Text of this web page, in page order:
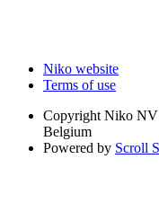
Niko website
Terms of use
Copyright Niko NV
Belgium
Powered by Scroll